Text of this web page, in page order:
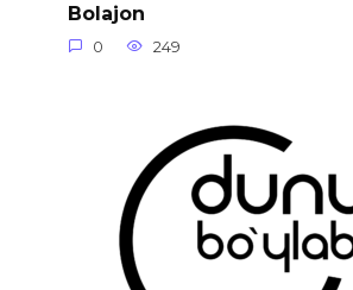
Bolajon
0 249